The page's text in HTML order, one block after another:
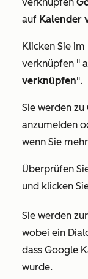
auf Kalender
Klicken Sie
verknüpfen "
verknüpfen".
Sie werden
anzumelden
wenn Sie
Überprüfen
und klicken
Sie werden
wobei ein
dass Google
wurde.